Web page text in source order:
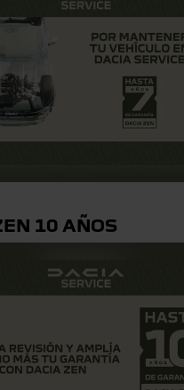
10 AÑOS